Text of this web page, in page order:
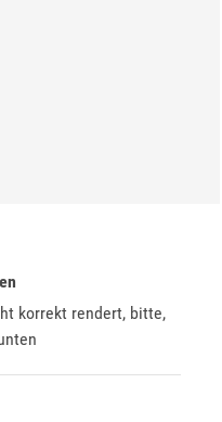
korrekt rendert, bitte,